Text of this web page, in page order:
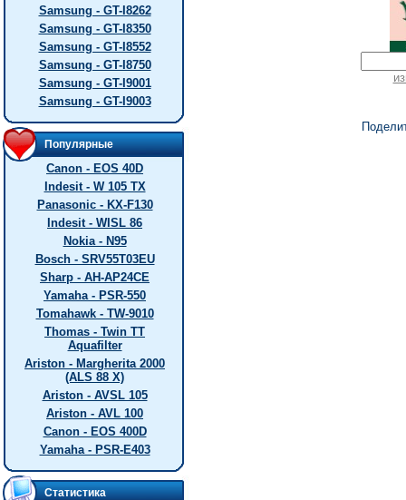
Samsung - GT-I8262
Samsung - GT-I8350
Samsung - GT-I8552
Samsung - GT-I8750
Samsung - GT-I9001
Samsung - GT-I9003
Популярные
Canon - EOS 40D
Indesit - W 105 TX
Panasonic - KX-F130
Indesit - WISL 86
Nokia - N95
Bosch - SRV55T03EU
Sharp - AH-AP24CE
Yamaha - PSR-550
Tomahawk - TW-9010
Thomas - Twin TT
Aquafilter
Ariston - Margherita 2000
(ALS 88 X)
Ariston - AVSL 105
Ariston - AVL 100
Canon - EOS 400D
Yamaha - PSR-E403
Статистика